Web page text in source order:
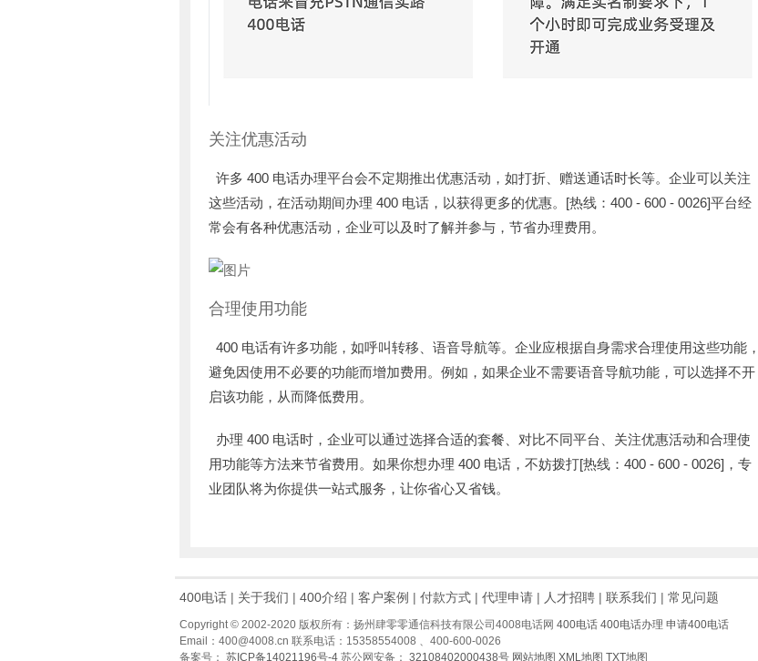
关注优惠活动
许多 400 电话办理平台会不定期推出优惠活动，如打折、赠送通话时长等。企业可以关注
这些活动，在活动期间办理 400 电话，以获得更多的优惠。[热线：400 - 600 - 0026]平台经
常会有各种优惠活动，企业可以及时了解并参与，节省办理费用。
合理使用功能
400 电话有许多功能，如呼叫转移、语音导航等。企业应根据自身需求合理使用这些功能，
避免因使用不必要的功能而增加费用。例如，如果企业不需要语音导航功能，可以选择不开
启该功能，从而降低费用。
办理 400 电话时，企业可以通过选择合适的套餐、对比不同平台、关注优惠活动和合理使
用功能等方法来节省费用。如果你想办理 400 电话，不妨拨打[热线：400 - 600 - 0026]，专
业团队将为你提供一站式服务，让你省心又省钱。
400电话 | 关于我们 | 400介绍 | 客户案例 | 付款方式 | 代理申请 | 人才招聘 | 联系我们 | 常见问题
Copyright © 2002-2020 版权所有：扬州肆零零通信科技有限公司4008电话网 400电话 400电话办理 申请400电话
Email：400@4008.cn 联系电话：15358554008 、400-600-0026
备案号： 苏ICP备14021196号-4 苏公网安备： 32108402000438号 网站地图 XML地图 TXT地图